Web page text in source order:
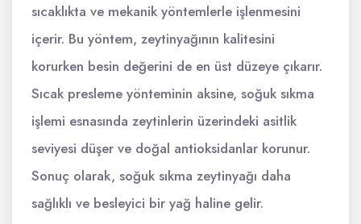
sıcaklıkta ve mekanik yöntemlerle işlenmesini
içerir. Bu yöntem, zeytinyağının kalitesini
korurken besin değerini de en üst düzeye çıkarır.
Sıcak presleme yönteminin aksine, soğuk sıkma
işlemi esnasında zeytinlerin üzerindeki asitlik
seviyesi düşer ve doğal antioksidanlar korunur.
Sonuç olarak, soğuk sıkma zeytinyağı daha
sağlıklı ve besleyici bir yağ haline gelir.